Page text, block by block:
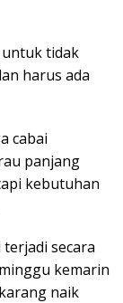
untuk tidak
harus ada
cabai
panjang
kebutuhan
secara
kemarin
naik